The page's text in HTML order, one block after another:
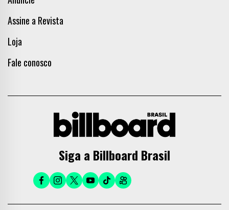
Assine a Revista
Loja
Fale conosco
Siga a Billboard Brasil